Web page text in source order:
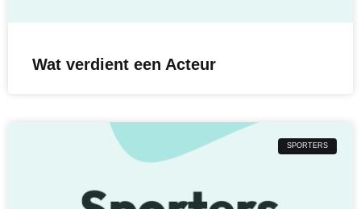
Wat verdient een Acteur
SPORTERS